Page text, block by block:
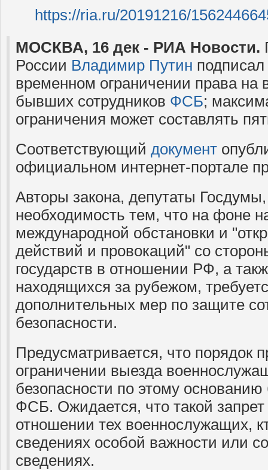
https://ria.ru/20191216/
МОСКВА, 16 дек - РИА Новости.
России Владимир Путин подписал
временном ограничении права на
бывших сотрудников ФСБ;
ограничения может составлять
Соответствующий документ
официальном интернет-портале
Авторы закона, депутаты
необходимость тем, что на фоне
международной обстановки и
действий и провокаций" со
государств в отношении РФ, а
находящихся за рубежом,
дополнительных мер по защите
безопасности.
Предусматривается, что порядок
ограничении выезда
безопасности по этому основанию
ФСБ. Ожидается, что такой запрет
отношении тех военнослужащих,
сведениях особой важности или
сведениях.